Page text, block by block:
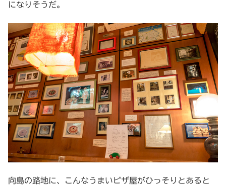
になりそうだ。
向島の路地に、こんなうまいピザ屋がひっそりとあると